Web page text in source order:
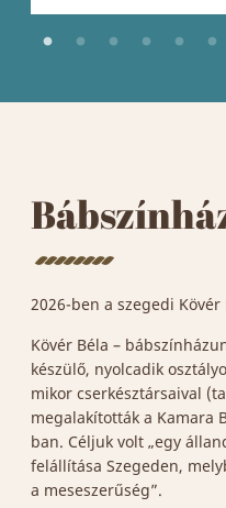
2026-ben a szegedi
Kövér Béla –
készülő, nyolcadik
mikor cserkésztársaival
megalakították a Kamara
ban. Céljuk volt „egy
felállítása Szegeden,
a meseszerűség”.